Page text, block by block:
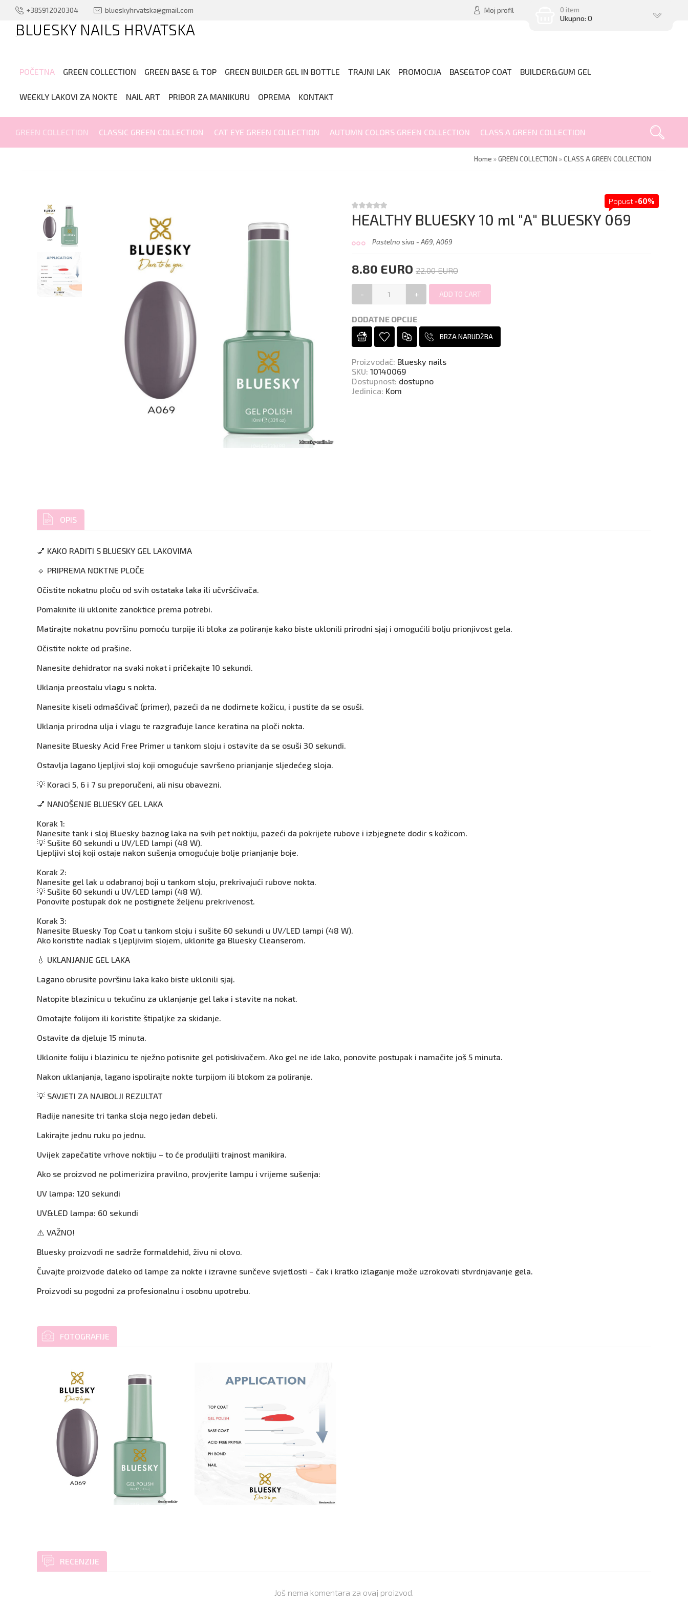
+385912020304 blueskyhrvatska@gmail.com Moj profil 0 item
Ukupno: 0
BLUESKY NAILS HRVATSKA
POČETNA GREEN COLLECTION GREEN BASE & TOP GREEN BUILDER GEL IN BOTTLE TRAJNI LAK PROMOCIJA BASE&TOP COAT BUILDER&GUM GEL
WEEKLY LAKOVI ZA NOKTE NAIL ART PRIBOR ZA MANIKURU OPREMA KONTAKT
GREEN COLLECTION CLASSIC GREEN COLLECTION CAT EYE GREEN COLLECTION AUTUMN COLORS GREEN COLLECTION CLASS A GREEN COLLECTION
Home »GREEN COLLECTION »CLASS A GREEN COLLECTION
Popust -60%
HEALTHY BLUESKY 10 ml "А" BLUESKY 069
Pastelno siva - A69, A069
8.80 EURO 22.00 EURO
- +
DODATNE OPCIJE
BRZA NARUDŽBA
Proizvođač: Bluesky nails
SKU: 10140069
Dostupnost: dostupno
Jedinica: Kom
OPIS
💅 KAKO RADITI S BLUESKY GEL LAKOVIMA
🔹 PRIPREMA NOKTNE PLOČE
Očistite nokatnu ploču od svih ostataka laka ili učvršćivača.
Pomaknite ili uklonite zanoktice prema potrebi.
Matirajte nokatnu površinu pomoću turpije ili bloka za poliranje kako biste uklonili prirodni sjaj i omogućili bolju prionjivost gela.
Očistite nokte od prašine.
Nanesite dehidrator na svaki nokat i pričekajte 10 sekundi.
Uklanja preostalu vlagu s nokta.
Nanesite kiseli odmašćivač (primer), pazeći da ne dodirnete kožicu, i pustite da se osuši.
Uklanja prirodna ulja i vlagu te razgrađuje lance keratina na ploči nokta.
Nanesite Bluesky Acid Free Primer u tankom sloju i ostavite da se osuši 30 sekundi.
Ostavlja lagano ljepljivi sloj koji omogućuje savršeno prianjanje sljedećeg sloja.
💡 Koraci 5, 6 i 7 su preporučeni, ali nisu obavezni.
💅 NANOŠENJE BLUESKY GEL LAKA
Korak 1:
Nanesite tank i sloj Bluesky baznog laka na svih pet noktiju, pazeći da pokrijete rubove i izbjegnete dodir s kožicom.
💡 Sušite 60 sekundi u UV/LED lampi (48 W).
Ljepljivi sloj koji ostaje nakon sušenja omogućuje bolje prianjanje boje.
Korak 2:
Nanesite gel lak u odabranoj boji u tankom sloju, prekrivajući rubove nokta.
💡 Sušite 60 sekundi u UV/LED lampi (48 W).
Ponovite postupak dok ne postignete željenu prekrivenost.
Korak 3:
Nanesite Bluesky Top Coat u tankom sloju i sušite 60 sekundi u UV/LED lampi (48 W).
Ako koristite nadlak s ljepljivim slojem, uklonite ga Bluesky Cleanserom.
💧 UKLANJANJE GEL LAKA
Lagano obrusite površinu laka kako biste uklonili sjaj.
Natopite blazinicu u tekućinu za uklanjanje gel laka i stavite na nokat.
Omotajte folijom ili koristite štipaljke za skidanje.
Ostavite da djeluje 15 minuta.
Uklonite foliju i blazinicu te nježno potisnite gel potiskivačem. Ako gel ne ide lako, ponovite postupak i namačite još 5 minuta.
Nakon uklanjanja, lagano ispolirajte nokte turpijom ili blokom za poliranje.
💡 SAVJETI ZA NAJBOLJI REZULTAT
Radije nanesite tri tanka sloja nego jedan debeli.
Lakirajte jednu ruku po jednu.
Uvijek zapečatite vrhove noktiju – to će produljiti trajnost manikira.
Ako se proizvod ne polimerizira pravilno, provjerite lampu i vrijeme sušenja:
UV lampa: 120 sekundi
UV&LED lampa: 60 sekundi
⚠️ VAŽNO!
Bluesky proizvodi ne sadrže formaldehid, živu ni olovo.
Čuvajte proizvode daleko od lampe za nokte i izravne sunčeve svjetlosti – čak i kratko izlaganje može uzrokovati stvrdnjavanje gela.
Proizvodi su pogodni za profesionalnu i osobnu upotrebu.
FOTOGRAFIJE
RECENZIJE
Još nema komentara za ovaj proizvod.